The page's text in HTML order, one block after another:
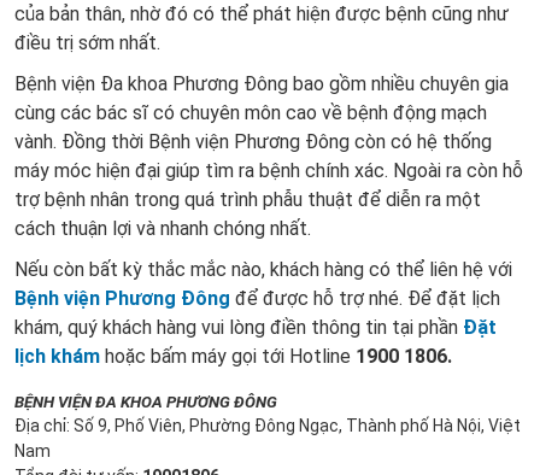
của bản thân, nhờ đó có thể phát hiện được bệnh cũng như
điều trị sớm nhất.
Bệnh viện Đa khoa Phương Đông bao gồm nhiều chuyên gia
cùng các bác sĩ có chuyên môn cao về bệnh động mạch
vành. Đồng thời Bệnh viện Phương Đông còn có hệ thống
máy móc hiện đại giúp tìm ra bệnh chính xác. Ngoài ra còn hỗ
trợ bệnh nhân trong quá trình phẫu thuật để diễn ra một
cách thuận lợi và nhanh chóng nhất.
Nếu còn bất kỳ thắc mắc nào, khách hàng có thể liên hệ với
Bệnh viện Phương Đông để được hỗ trợ nhé. Để đặt lịch
khám, quý khách hàng vui lòng điền thông tin tại phần Đặt
lịch khám hoặc bấm máy gọi tới Hotline 1900 1806.
BỆNH VIỆN ĐA KHOA PHƯƠNG ĐÔNG
Địa chỉ: Số 9, Phố Viên, Phường Đông Ngạc, Thành phố Hà Nội, Việt
Nam